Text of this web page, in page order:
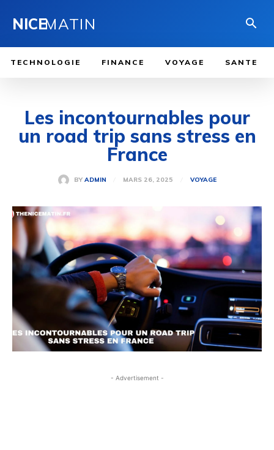
NICEMATIN
TECHNOLOGIE FINANCE VOYAGE SANTE
Les incontournables pour
un road trip sans stress en
France
BY ADMIN MARS 26, 2025 VOYAGE
- Advertisement -